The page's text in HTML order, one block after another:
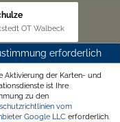
OT Walbeck
erforderlich
Aktivierung der Karten- und
ist Ihre
zu den
vom
Google LLC erforderlich.